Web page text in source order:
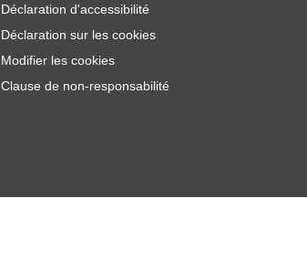
Déclaration d'accessibilité
Déclaration sur les cookies
Modifier les cookies
Clause de non-responsabilité